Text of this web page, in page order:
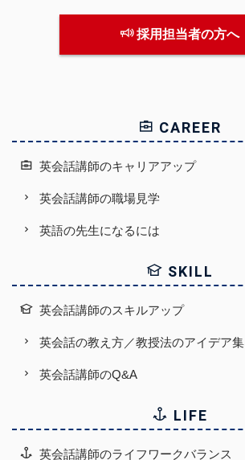
採用担当者の方へ
CAREER
英会話講師のキャリアアップ
英会話講師の職場見学
英語の先生になるには
SKILL
英会話講師のスキルアップ
英会話の教え方／教授法のアイデア集
英会話講師のQ&A
LIFE
英会話講師のライフワークバランス